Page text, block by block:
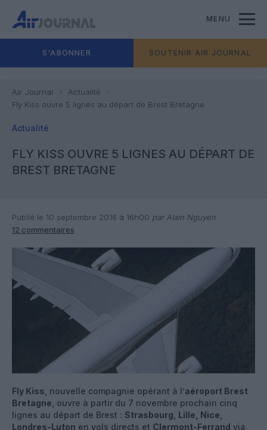
MENU
S'ABONNER SOUTENIR AIR JOURNAL
Air Journal
Actualité
Fly Kiss ouvre 5 lignes au départ de Brest Bretagne
Actualité
FLY KISS OUVRE 5 LIGNES AU DÉPART DE
BREST BRETAGNE
Publié le 10 septembre 2016 à 16h00 par Alain Nguyen
12 commentaires
Fly Kiss , nouvelle compagnie opérant à l’aéroport Brest
Bretagne , ouvre à partir du 7 novembre prochain cinq
lignes au départ de Brest : Strasbourg, Lille, Nice,
Londres-Luton en vols directs et Clermont-Ferrand via